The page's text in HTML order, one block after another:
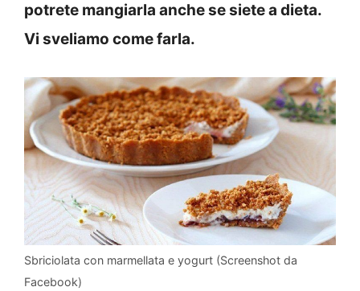
potrete mangiarla anche se siete a dieta.
Vi sveliamo come farla.
Sbriciolata con marmellata e yogurt (Screenshot da
Facebook)